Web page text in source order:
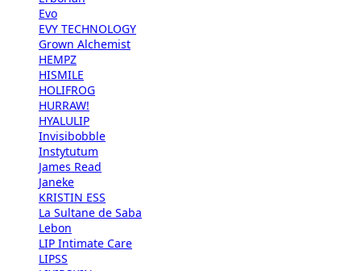
Evo
EVY TECHNOLOGY
Grown Alchemist
HEMPZ
HISMILE
HOLIFROG
HURRAW!
HYALULIP
Invisibobble
Instytutum
James Read
Janeke
KRISTIN ESS
La Sultane de Saba
Lebon
LIP Intimate Care
LIPSS